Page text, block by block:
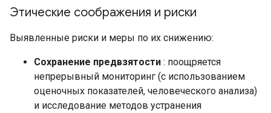
Этические соображения и риски
Выявленные риски и меры по их снижению:
Сохранение предвзятости : поощряется
непрерывный мониторинг (с использованием
оценочных показателей, человеческого анализа)
и исследование методов устранения